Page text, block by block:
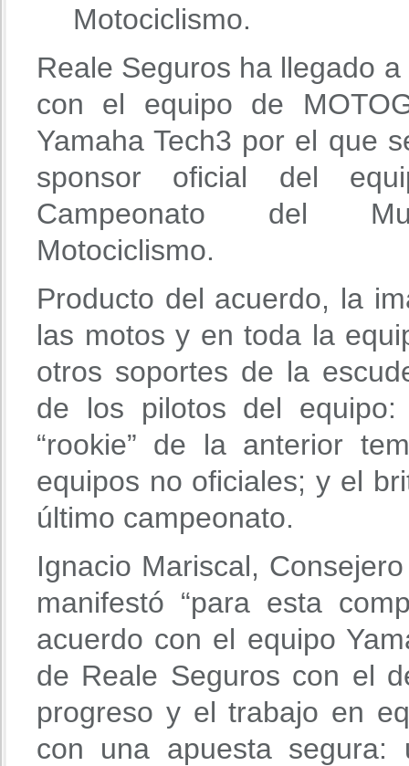
Motociclismo.
Reale Seguros ha llegado
con el equipo de
Yamaha Tech3 por el que
sponsor oficial del
Campeonato del
Motociclismo.
Producto del acuerdo, la
las motos y en toda la
otros soportes de la
de los pilotos del equipo:
“rookie” de la anterior
equipos no oficiales; y el
último campeonato.
Ignacio Mariscal,
manifestó “para esta
acuerdo con el equipo
de Reale Seguros con el
progreso y el trabajo en
con una apuesta segura: